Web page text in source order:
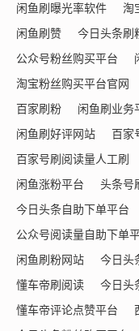
闲鱼刷曝光率软件
淘
闲鱼刷赞
今日头条刷
公众号粉丝购买平台
淘宝粉丝购买平台官网
百家刷粉
闲鱼刷业务
闲鱼刷好评网站
百家
百家号刷阅读量人工刷
闲鱼涨粉平台
头条号
今日头条自助下单平台
公众号阅读量自助下单
闲鱼刷粉网站
今日头
懂车帝刷阅读
今日头
懂车帝评论点赞平台